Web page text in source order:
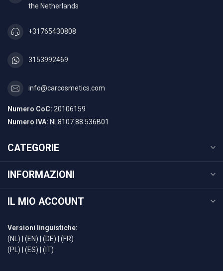
the Netherlands
+31765430808
3153992469
info@carcosmetics.com
Numero CoC: 20106159
Numero IVA: NL8107.88.536B01
CATEGORIE
INFORMAZIONI
IL MIO ACCOUNT
Versioni linguistiche:
(NL)
(EN) (DE)
(FR)
(PL)
(ES) (IT)